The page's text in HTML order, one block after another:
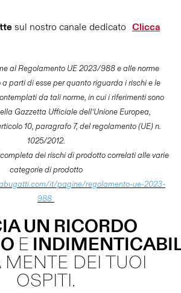
sul nostro canale dedicato Clicca
al Regolamento UE 2023/988 e alle norme
parti di esse per quanto riguarda i rischi e le
da tali norme, in cui i riferimenti sono
Gazzetta Ufficiale dell’Unione Europea,
10, paragrafo 7, del regolamento (UE) n.
1025/2012.
dei rischi di prodotto correlati alle varie
categorie di prodotto
it/pagine/regolamento-ue-2023-
988
UN RICORDO
E
MENTE DEI TUOI
OSPITI.